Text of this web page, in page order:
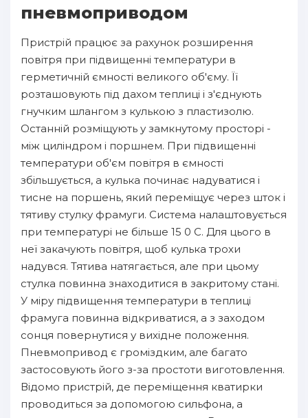
пневмоприводом
Пристрій працює за рахунок розширення
повітря при підвищенні температури в
герметичній ємності великого об'єму. Її
розташовують під дахом теплиці і з'єднують
гнучким шлангом з кулькою з пластизолю.
Останній розміщують у замкнутому просторі -
між циліндром і поршнем. При підвищенні
температури об'єм повітря в ємності
збільшується, а кулька починає надуватися і
тисне на поршень, який переміщує через шток і
тятиву стулку фрамуги. Система налаштовується
при температурі не більше 15 0 С. Для цього в
неї закачують повітря, щоб кулька трохи
надувся. Тятива натягається, але при цьому
стулка повинна знаходитися в закритому стані.
У міру підвищення температури в теплиці
фрамуга повинна відкриватися, а з заходом
сонця повернутися у вихідне положення.
Пневмопривод є громіздким, але багато
застосовують його з-за простоти виготовлення.
Відомо пристрій, де переміщення кватирки
проводиться за допомогою сильфона, а